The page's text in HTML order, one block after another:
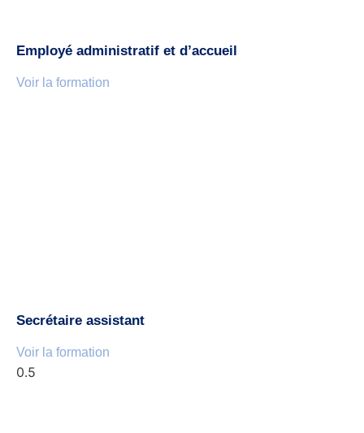
Employé administratif et d’accueil
Voir la formation
Secrétaire assistant
Voir la formation